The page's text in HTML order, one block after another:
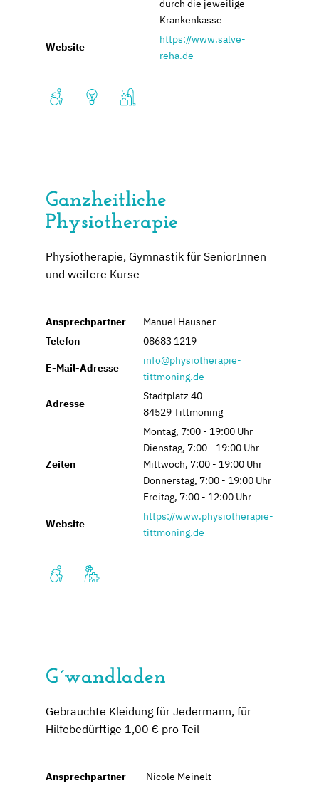
durch die jeweilige
Krankenkasse
Website
https://www.salve-
reha.de
Ganzheitliche
Physiotherapie
Physiotherapie, Gymnastik für SeniorInnen
und weitere Kurse
Ansprechpartner
Manuel Hausner
Telefon
08683 1219
E-Mail-Adresse
info@physiotherapie-
tittmoning.de
Adresse
Stadtplatz 40
84529 Tittmoning
Zeiten
Montag, 7:00 - 19:00 Uhr
Dienstag, 7:00 - 19:00 Uhr
Mittwoch, 7:00 - 19:00 Uhr
Donnerstag, 7:00 - 19:00 Uhr
Freitag, 7:00 - 12:00 Uhr
Website
https://www.physiotherapie-
tittmoning.de
G´wandladen
Gebrauchte Kleidung für Jedermann, für
Hilfebedürftige 1,00 € pro Teil
Ansprechpartner
Nicole Meinelt